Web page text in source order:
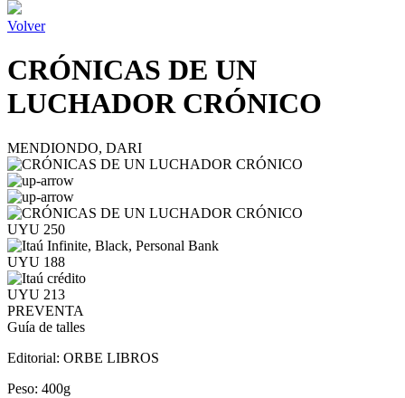
Volver
CRÓNICAS DE UN
LUCHADOR CRÓNICO
MENDIONDO, DARI
UYU 250
UYU 188
UYU 213
PREVENTA
Guía de talles
Editorial: ORBE LIBROS
Peso: 400g